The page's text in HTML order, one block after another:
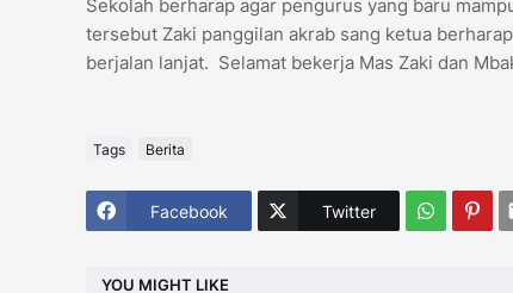
Sekolah berharap agar pengurus yang baru
tersebut Zaki panggilan akrab sang ketua
berjalan lanjat. Selamat bekerja Mas Zaki dan
Tags Berita
Facebook Twitter
YOU MIGHT LIKE